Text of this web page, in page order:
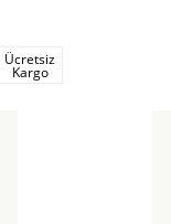
Ücretsiz
Kargo